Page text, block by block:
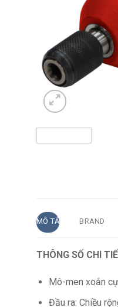
MÔ TẢ BRAND
THÔNG SỐ CHI
Mô-men xoắn
Đầu ra: Chiều